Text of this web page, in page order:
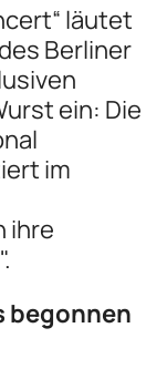
läutet
Berliner
ein: Die
im
ihre
begonnen